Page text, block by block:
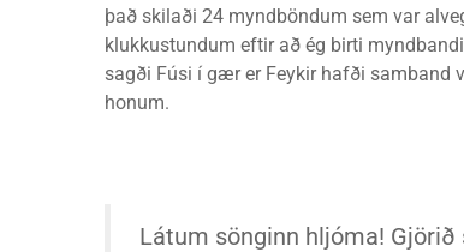
það skilaði 24 myndböndum sem var
klukkustundum eftir að ég birti
sagði Fúsi í gær er Feykir hafði samband
honum.
Látum sönginn hljóma! Gjörið